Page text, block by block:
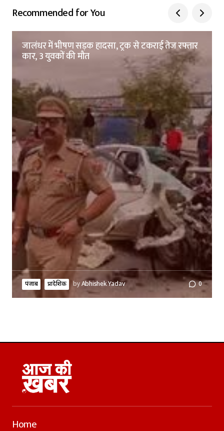
Recommended for You
जालंधर में भीषण सड़क हादसा, ट्रक से टकराई तेज रफ्तार
कार, 3 युवकों की मौत
पंजाब प्रादेशिक byAbhishek Yadav 0
Home